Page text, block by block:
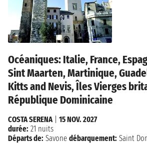
Océaniques: Italie, France,
Sint Maarten, Martinique,
Kitts and Nevis, Îles Vierges
République Dominicaine
COSTA SERENA| 15 NOV. 2027
durée: 21 nuits
Départs de: Savone débarquement: Saint